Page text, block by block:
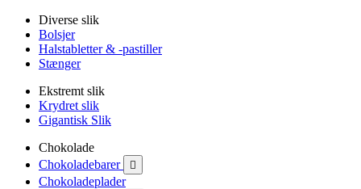
Diverse slik
Bolsjer
Halstabletter & -pastiller
Stænger
Ekstremt slik
Krydret slik
Gigantisk Slik
Chokolade
Chokoladebarer

Chokoladeplader